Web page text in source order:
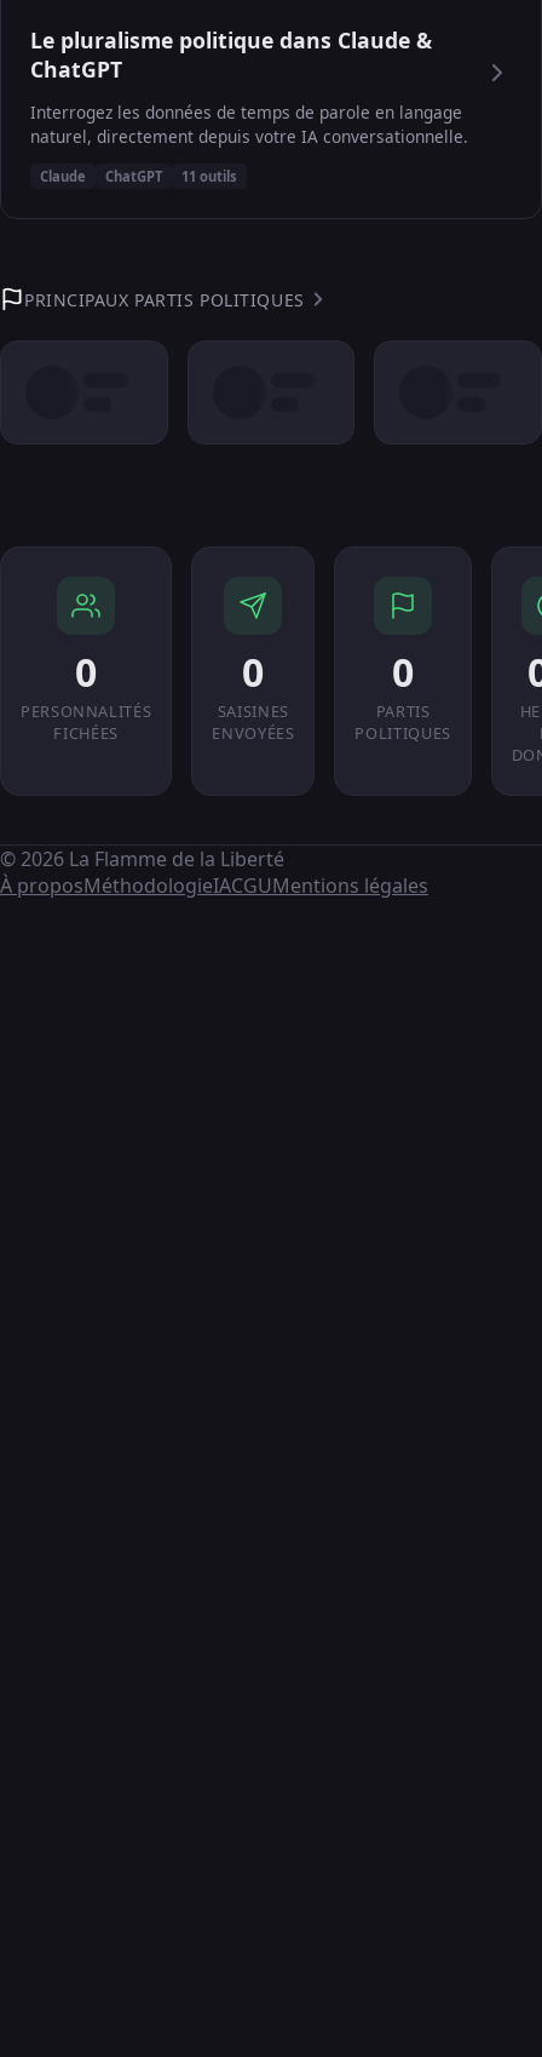
Le pluralisme politique dans Claude &
ChatGPT
Interrogez les données de temps de parole en langage
naturel, directement depuis votre IA conversationnelle.
Claude ChatGPT 11 outils
PRINCIPAUX PARTIS POLITIQUES
0
PERSONNALITÉS
FICHÉES
0
SAISINES
ENVOYÉES
0
PARTIS
POLITIQUES
© 2026 La Flamme de la Liberté
À proposMéthodologieIACGUMentions légales